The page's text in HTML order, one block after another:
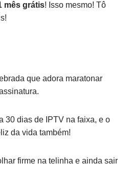
mês grátis! Isso mesmo! Tô
que adora maratonar
30 dias de IPTV na faixa, e o
da vida também!
firme na telinha e ainda sair